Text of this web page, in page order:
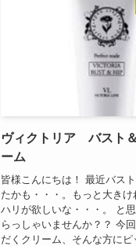
ヴィクトリア バスト
ーム
皆様こんにちは！ 最近バス
たかも・・・。もっと大きけ
ハリが欲しいな・・・。 と
らっしゃいませんか？？ 今
だくクリーム、そんな方に